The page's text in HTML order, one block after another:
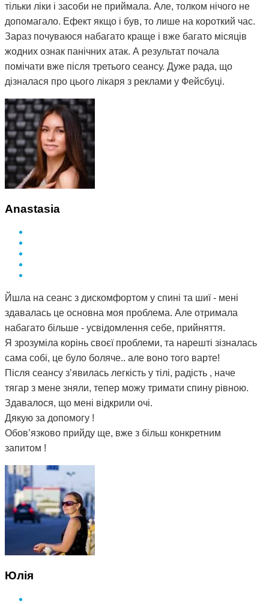
тільки ліки і засоби не приймала. Але, толком нічого не
допомагало. Ефект якщо і був, то лише на короткий час.
Зараз почуваюся набагато краще і вже багато місяців
жодних ознак панічних атак. А результат почала
помічати вже після третього сеансу. Дуже рада, що
дізналася про цього лікаря з реклами у Фейсбуці.
Anastasia
Йшла на сеанс з дискомфортом у спині та шиї - мені
здавалась це основна моя проблема. Але отримала
набагато більше - усвідомлення себе, прийняття.
Я зрозуміла корінь своєї проблеми, та нарешті зізналась
сама собі, це було боляче.. але воно того варте!
Після сеансу з’явилась легкість у тілі, радість , наче
тягар з мене зняли, тепер можу тримати спину рівною.
Здавалося, що мені відкрили очі.
Дякую за допомогу !
Обов’язково прийду ще, вже з більш конкретним
запитом !
Юлія